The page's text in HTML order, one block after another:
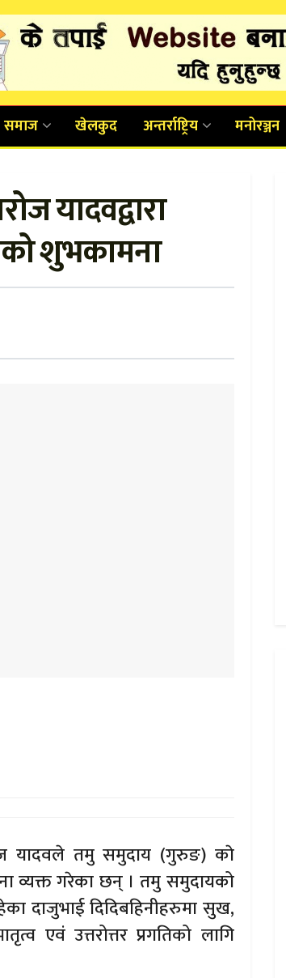
समाज खेलकुद अन्तर्राष्ट्रिय मनोरञ्जन
यादवद्वारा
शुभकामना
यादवले तमु समुदाय (गुरुङ) काे
व्यक्त गरेका छन् । तमु समुदायको
दाजुभाई दिदिबहिनीहरुमा सुख,
एवं उत्तरोत्तर प्रगतिको लागि